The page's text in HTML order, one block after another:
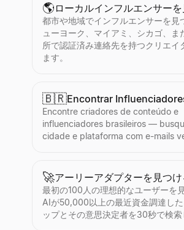
🌎 ローカルインフルエンサー
都市や地域でインフルエンサーを見
ューヨーク、マイアミ、シカゴ、ま
所で認証済み連絡先を持つクリエイ
ます。
🇧🇷Encontrar
Encontre criadores de conteúdo e
influenciadores brasileiros —
cidade e plataforma com e-mails
🚀アーリーアダプターを見つけ
最初の100人の理想的なユーザーを
AIが50,000以上の最近資金調達し
ップとその意思決定者を30秒で検索